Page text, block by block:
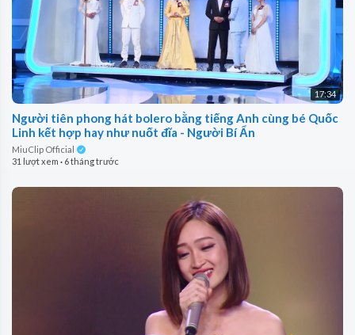
17:34
Người tiên phong hát bolero bằng tiếng Anh cùng bé Quốc
Linh kết hợp hay như nuốt đĩa - Người Bí Ẩn
MiuClip Official
31 lượt xem · 6 tháng trước